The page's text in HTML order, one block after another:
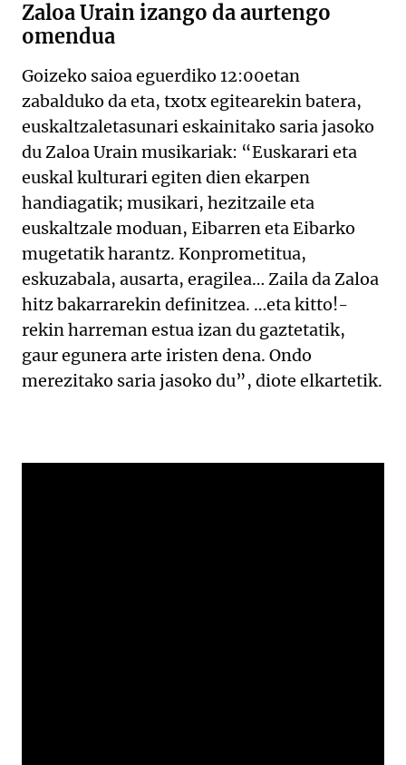
Zaloa Urain izango da aurtengo
omendua
Goizeko saioa eguerdiko 12:00etan
zabalduko da eta, txotx egitearekin batera,
euskaltzaletasunari eskainitako saria jasoko
du Zaloa Urain musikariak: “Euskarari eta
euskal kulturari egiten dien ekarpen
handiagatik; musikari, hezitzaile eta
euskaltzale moduan, Eibarren eta Eibarko
mugetatik harantz. Konprometitua,
eskuzabala, ausarta, eragilea… Zaila da Zaloa
hitz bakarrarekin definitzea. …eta kitto!-
rekin harreman estua izan du gaztetatik,
gaur egunera arte iristen dena. Ondo
merezitako saria jasoko du”, diote elkartetik.